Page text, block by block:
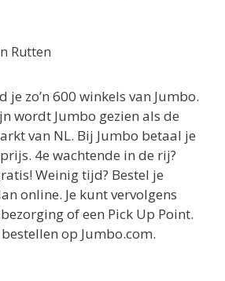
Rutten
je zo’n 600 winkels van Jumbo.
wordt Jumbo gezien als de
van NL. Bij Jumbo betaal je
4e wachtende in de rij?
Weinig tijd? Bestel je
online. Je kunt vervolgens
of een Pick Up Point.
op Jumbo.com.